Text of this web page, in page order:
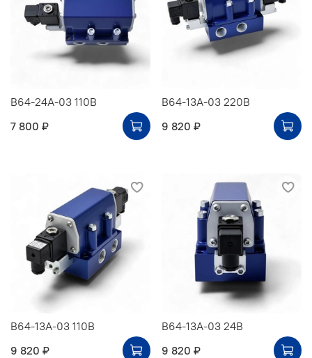
В64-24А-03 110В
7 800 ₽
В64-13А-03 220В
9 820 ₽
В64-13А-03 110В
9 820 ₽
В64-13А-03 24В
9 820 ₽